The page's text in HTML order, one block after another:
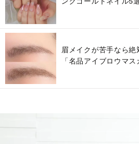
眉メイクが苦手なら
「名品アイブロウマ